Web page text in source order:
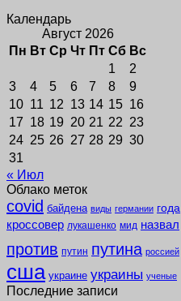
Календарь
Август 2026
Пн Вт Ср Чт Пт Сб Вс
1
2
3
4 5 6 7 8
9
10 11 12 13 14 15 16
17 18 19 20 21 22 23
24 25 26 27 28 29 30
31
« Июл
Облако меток
covid байдена виды германии года
кроссовер лукашенко мид назвал
против путин путина россией
сша украине украины ученые
Последние записи